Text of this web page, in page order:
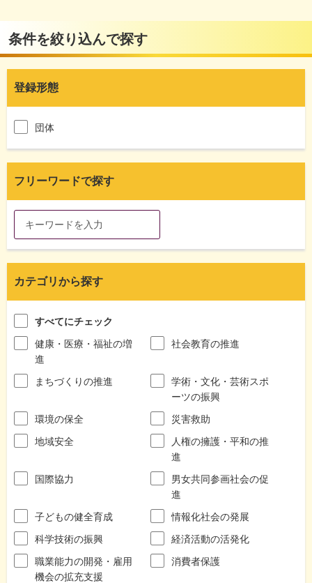
条件を絞り込んで探す
登録形態
団体
フリーワードで探す
カテゴリから探す
すべてにチェック
健康・医療・福祉の増
進
社会教育の推進
まちづくりの推進
学術・文化・芸術スポ
ーツの振興
環境の保全
災害救助
地域安全
人権の擁護・平和の推
進
国際協力
男女共同参画社会の促
進
子どもの健全育成
情報化社会の発展
科学技術の振興
経済活動の活発化
職業能力の開発・雇用
機会の拡充支援
消費者保護